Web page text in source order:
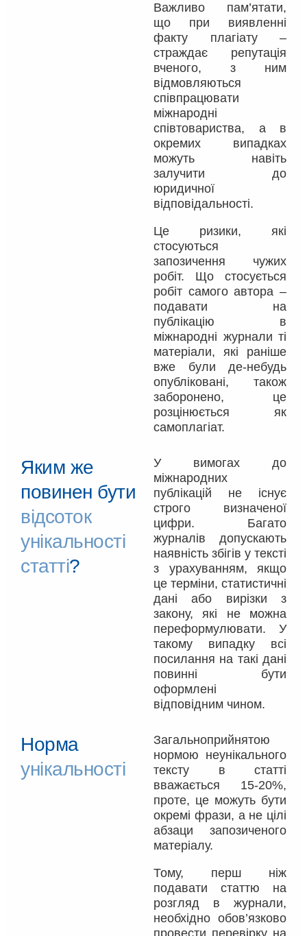
Важливо пам’ятати,
що при виявленні
факту плагіату –
страждає репутація
вченого, з ним
відмовляються
співпрацювати
міжнародні
співтовариства, а в
окремих випадках
можуть навіть
залучити до
юридичної
відповідальності.
Це ризики, які
стосуються
запозичення чужих
робіт. Що стосується
робіт самого автора –
подавати на
публікацію в
міжнародні журнали ті
матеріали, які раніше
вже були де-небудь
опубліковані, також
заборонено, це
розцінюється як
самоплагіат.
Яким же
повинен бути
відсоток
унікальності
статті?
У вимогах до
міжнародних
публікацій не існує
строго визначеної
цифри. Багато
журналів допускають
наявність збігів у тексті
з урахуванням, якщо
це терміни, статистичні
дані або вирізки з
закону, які не можна
переформулювати. У
такому випадку всі
посилання на такі дані
повинні бути
оформлені
відповідним чином.
Норма
унікальності
Загальноприйнятою
нормою неунікального
тексту в статті
вважається 15-20%,
проте, це можуть бути
окремі фрази, а не цілі
абзаци запозиченого
матеріалу.
Тому, перш ніж
подавати статтю на
розгляд в журнали,
необхідно обов’язково